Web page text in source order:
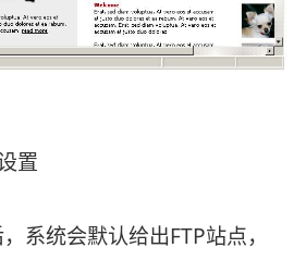
置
系统会默认给出FTP站点，